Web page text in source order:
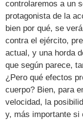
controlaremos a un
protagonista de la
bien por qué, se
contra el ejército,
actual, y una horda
que según parece,
¿Pero qué efectos
cuerpo? Bien, para
velocidad, la
y, más importante